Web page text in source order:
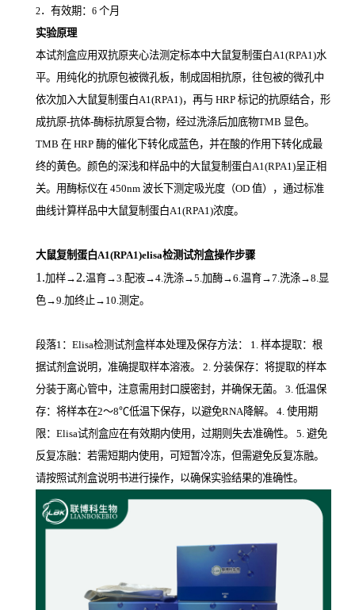
2．有效期： 6 个月
实验原理
本试剂盒应用双抗原夹心法测定标本中大鼠复制蛋白A1(RPA1)水
平。用纯化的抗原包被微孔板，制成固相抗原，往包被的微孔中
依次加入大鼠复制蛋白A1(RPA1)，再与 HRP 标记的抗原结合，形
成抗原-抗体-酶标抗原复合物，经过洗涤后加底物TMB 显色。
TMB 在 HRP 酶的催化下转化成蓝色，并在酸的作用下转化成最
终的黄色。颜色的深浅和样品中的大鼠复制蛋白A1(RPA1)呈正相
关。用酶标仪在 450nm 波长下测定吸光度（OD 值），通过标准
曲线计算样品中大鼠复制蛋白A1(RPA1)浓度。
大鼠复制蛋白A1(RPA1)elisa检测试剂盒操作步骤
1.加样→ 2.温育→3.配液→4.洗涤→5.加酶→6.温育→7.洗涤→8.显
色→9.加终止→10.测定。
段落1：Elisa检测试剂盒样本处理及保存方法： 1. 样本提取：根
据试剂盒说明，准确提取样本溶液。 2. 分装保存：将提取的样本
分装于离心管中，注意需用封口膜密封，并确保无菌。 3. 低温保
存：将样本在2～8℃低温下保存，以避免RNA降解。 4. 使用期
限：Elisa试剂盒应在有效期内使用，过期则失去准确性。 5. 避免
反复冻融：若需短期内使用，可短暂冷冻，但需避免反复冻融。
请按照试剂盒说明书进行操作，以确保实验结果的准确性。